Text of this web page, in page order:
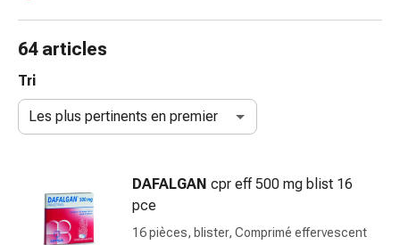
Toux
et
accessoires
Nettoyeur
64 articles
Tri
Les plus pertinents en premier
DAFALGAN cpr eff 500 mg blist 16
pce
16 pièces, blister, Comprimé effervescent